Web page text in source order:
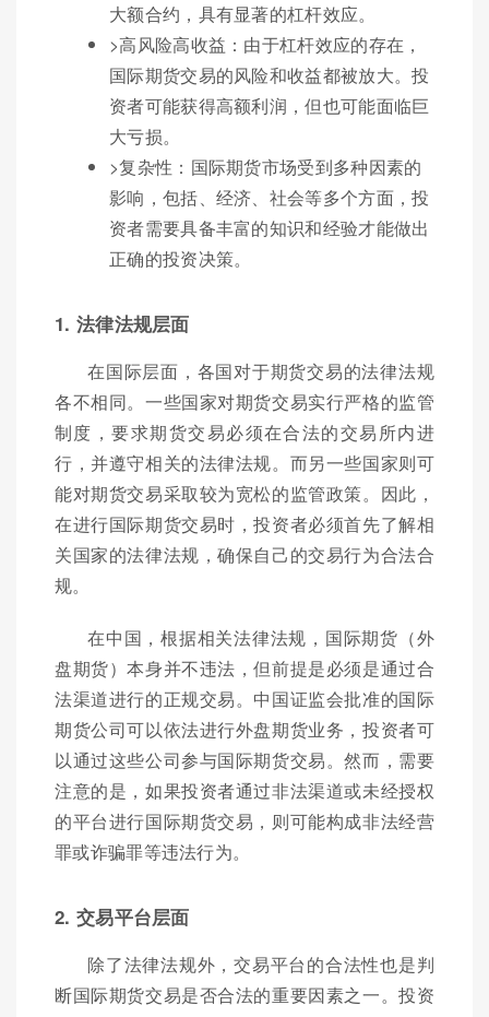
大额合约，具有显著的杠杆效应。
>高风险高收益：由于杠杆效应的存在，
国际期货交易的风险和收益都被放大。投
资者可能获得高额利润，但也可能面临巨
大亏损。
>复杂性：国际期货市场受到多种因素的
影响，包括、经济、社会等多个方面，投
资者需要具备丰富的知识和经验才能做出
正确的投资决策。
1. 法律法规层面
在国际层面，各国对于期货交易的法律法规
各不相同。一些国家对期货交易实行严格的监管
制度，要求期货交易必须在合法的交易所内进
行，并遵守相关的法律法规。而另一些国家则可
能对期货交易采取较为宽松的监管政策。因此，
在进行国际期货交易时，投资者必须首先了解相
关国家的法律法规，确保自己的交易行为合法合
规。
在中国，根据相关法律法规，国际期货（外
盘期货）本身并不违法，但前提是必须是通过合
法渠道进行的正规交易。中国证监会批准的国际
期货公司可以依法进行外盘期货业务，投资者可
以通过这些公司参与国际期货交易。然而，需要
注意的是，如果投资者通过非法渠道或未经授权
的平台进行国际期货交易，则可能构成非法经营
罪或诈骗罪等违法行为。
2. 交易平台层面
除了法律法规外，交易平台的合法性也是判
断国际期货交易是否合法的重要因素之一。投资